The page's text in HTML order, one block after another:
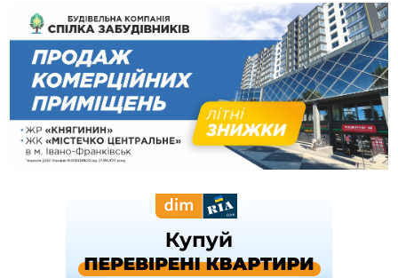
12:14
У Калуші на озері в міському парку масово загинули
качки та риба
11:18
Майстра лісу з Верховинщини оштрафували на 600 тисяч за
переправлення чоловіків до Румунії
10:49
На Прикарпатті через негоду сталися аварійні вимкнення
світла
10:43
За змову на тендері для Долинської лікарні двох
підприємців оштрафували на 272 тисячі гривень
Яремчанський суд виніс вирок чоловіку, який у Буковелі
В урочищі біля Галича археологи відкопали давньоруську
У Франківську медики провели серію складних операцій
на аорті